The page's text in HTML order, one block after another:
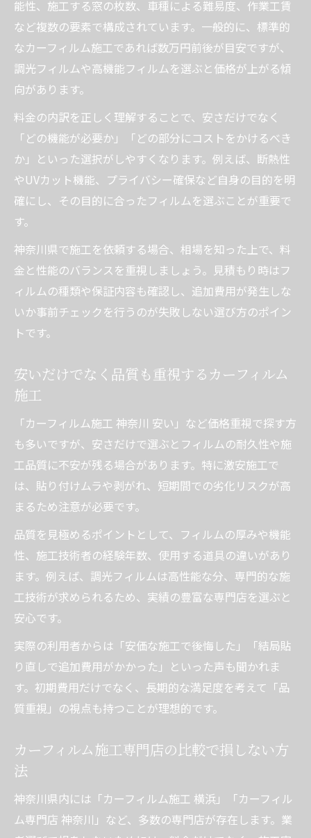
能性、施工する窓の枚数、車種による難易度、作業工賃
など複数の要素で構成されています。一般的に、標準的
なカーフィルム施工であれば数万円前後が目安ですが、
調光フィルムや高機能フィルムを選ぶと価格が上がる傾
向があります。
料金の内訳を正しく理解することで、安さだけでなく
「どの機能が必要か」「どの部分にコストをかけるべき
か」といった選択がしやすくなります。例えば、断熱性
やUVカット機能、プライバシー確保など自身の目的を明
確にし、その目的に合ったフィルムを選ぶことが重要で
す。
神奈川県で施工を依頼する場合、相場を知った上で、料
金と性能のバランスを重視しましょう。見積もり時はフ
ィルムの種類や保証内容も確認し、追加費用が発生しな
いか事前チェックを行うのが失敗しない選び方のポイン
トです。
安いだけでなく品質も重視するカーフィルム
施工
「カーフィルム施工 神奈川 安い」など価格重視で探す方
も多いですが、安さだけで選ぶとフィルムの耐久性や施
工品質に不安が残る場合があります。特に激安施工で
は、貼り付けムラや剥がれ、短期間での劣化リスクが高
まるため注意が必要です。
品質を見極めるポイントとして、フィルムの厚みや機能
性、施工技術者の経験年数、使用する道具の違いがあり
ます。例えば、調光フィルムは高性能な分、専門的な施
工技術が求められるため、実績の豊富な専門店を選ぶと
安心です。
実際の利用者からは「安価な施工で後悔した」「結局貼
り直しで追加費用がかかった」といった声も聞かれま
す。初期費用だけでなく、長期的な満足度を考えて「品
質重視」の視点も持つことが理想的です。
カーフィルム施工専門店の比較で損しない方
法
神奈川県内には「カーフィルム施工 横浜」「カーフィル
ム専門店 神奈川」など、多数の専門店が存在します。業